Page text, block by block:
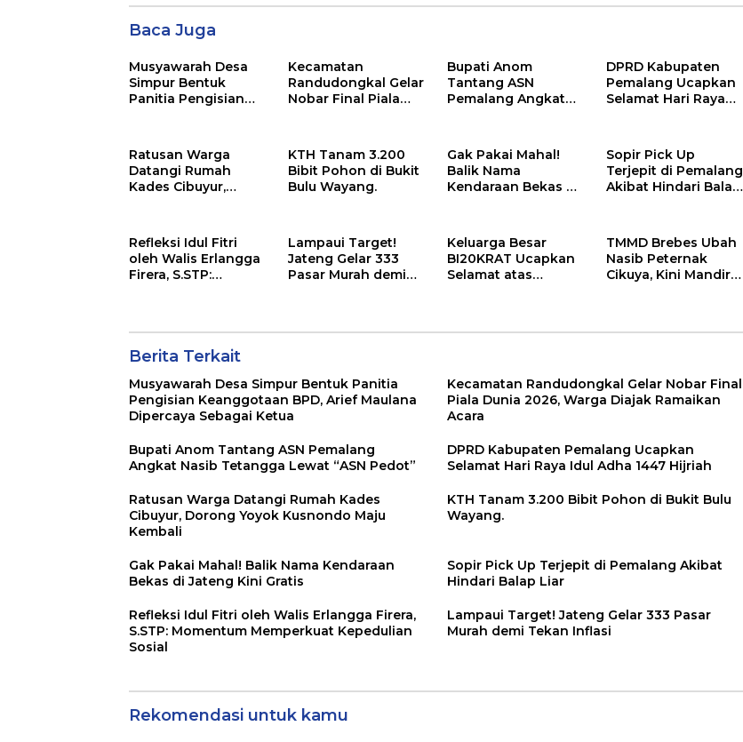
Baca Juga
Musyawarah Desa
Simpur Bentuk
Panitia Pengisian
Ketua
Kecamatan
Randudongkal Gelar
Nobar Final Piala
Bupati Anom
Tantang ASN
Pemalang Angkat
DPRD Kabupaten
Pemalang Ucapkan
Selamat Hari Raya
Ratusan Warga
Datangi Rumah
Kades Cibuyur,
Kembali
KTH Tanam 3.200
Bibit Pohon di Bukit
Bulu Wayang.
Gak Pakai Mahal!
Balik Nama
Kendaraan Bekas di
Sopir Pick Up
Terjepit di Pemalang
Akibat Hindari Balap
Refleksi Idul Fitri
oleh Walis Erlangga
Firera, S.STP:
Lampaui Target!
Jateng Gelar 333
Pasar Murah demi
Keluarga Besar
BI20KRAT Ucapkan
Selamat atas
Bidang Statistik
TMMD Brebes Ubah
Nasib Peternak
Cikuya, Kini Mandiri
Berita Terkait
Musyawarah Desa Simpur Bentuk Panitia
Pengisian Keanggotaan BPD, Arief Maulana
Dipercaya Sebagai Ketua
Kecamatan Randudongkal Gelar Nobar Final
Piala Dunia 2026, Warga Diajak Ramaikan
Acara
Bupati Anom Tantang ASN Pemalang
Angkat Nasib Tetangga Lewat “ASN Pedot”
DPRD Kabupaten Pemalang Ucapkan
Selamat Hari Raya Idul Adha 1447 Hijriah
Ratusan Warga Datangi Rumah Kades
Cibuyur, Dorong Yoyok Kusnondo Maju
Kembali
KTH Tanam 3.200 Bibit Pohon di Bukit Bulu
Wayang.
Gak Pakai Mahal! Balik Nama Kendaraan
Bekas di Jateng Kini Gratis
Sopir Pick Up Terjepit di Pemalang Akibat
Hindari Balap Liar
Refleksi Idul Fitri oleh Walis Erlangga Firera,
S.STP: Momentum Memperkuat Kepedulian
Sosial
Lampaui Target! Jateng Gelar 333 Pasar
Murah demi Tekan Inflasi
Rekomendasi untuk kamu